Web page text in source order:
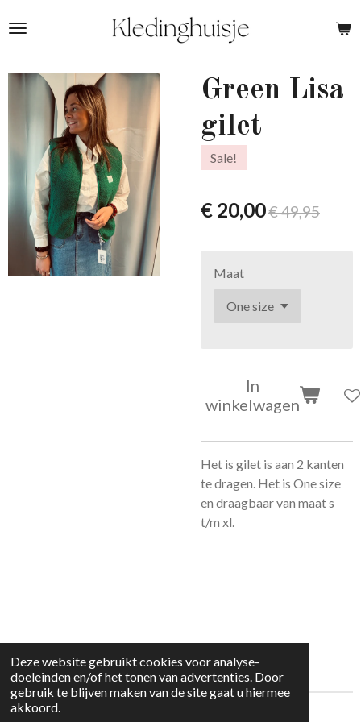
Deze website gebruikt cookies voor analyse-
doeleinden en/of het tonen van advertenties. Door
gebruik te blijven maken van de site gaat u hiermee
akkoord.
direct
de
hoofdinhoud
Green Lisa
gilet
Sale!
€ 20,00€ 49,95
Maat
In
winkelwagen
Het is gilet is aan 2 kanten
te dragen. Het is One size
en draagbaar van maat s
t/m xl.